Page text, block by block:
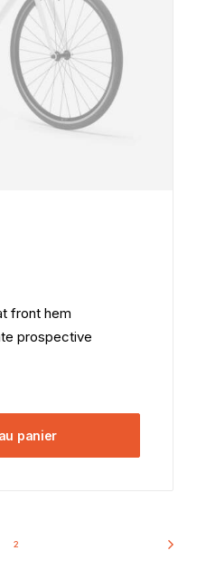
front hem
prospective
panier
2